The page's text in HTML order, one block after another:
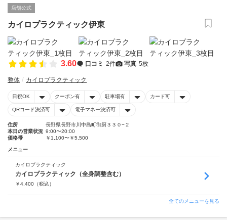
店舗公式
カイロプラクティック伊東
3.60 口コミ 2件 写真 5枚
整体 カイロプラクティック
日祝OK クーポン有 駐車場有 カード可
QRコード決済可 電子マネー決済可
住所
長野県長野市川中島町御厨３３０−２
本日の営業状況 9:00〜20:00
価格帯
￥1,100〜￥5,500
メニュー
カイロプラクティック
カイロプラクティック（全身調整含む）
￥4,400 （税込）
全てのメニューを見る